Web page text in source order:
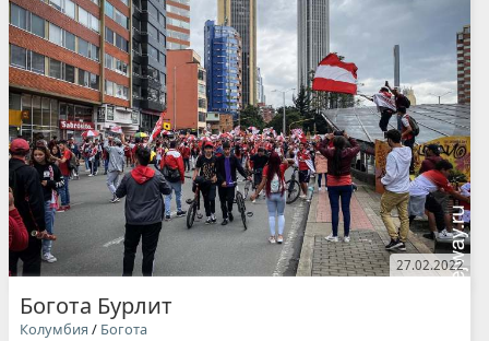
27.02.2022
Богота Бурлит
Колумбия / Богота